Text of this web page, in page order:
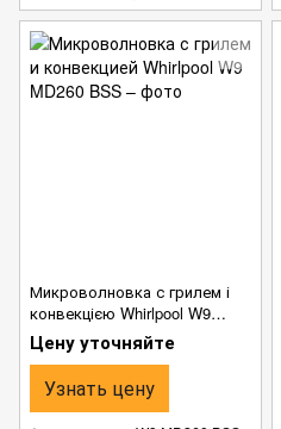
Микроволновка с грилем і
конвекцією Whirlpool W9
MD260 BSS
Цену уточняйте
Узнать цену